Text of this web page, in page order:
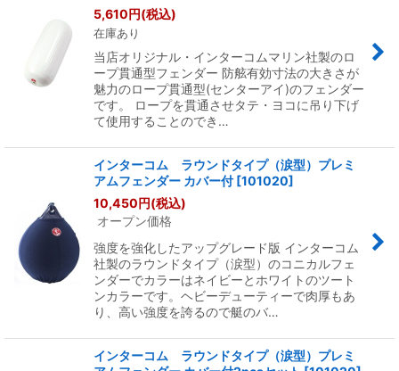
5,610円(税込)
在庫あり
当店オリジナル・インターコムマリン社製のロ
ープ貫通型フェンダー 防舷有効寸法の大きさが
魅力のロープ貫通型(センターアイ)のフェンダー
です。 ロープを貫通させタテ・ヨコに吊り下げ
て使用することのでき…
インターコム ラウンドタイプ（涙型）プレミ
アムフェンダー カバー付 [101020]
10,450円(税込)
オープン価格
強度を強化したアップグレード版 インターコム
社製のラウンドタイプ（涙型）のコニカルフェ
ンダーでカラーはネイビーとホワイトのツート
ンカラーです。ヘビーデューティーで肉厚もあ
り、高い強度を誇るので艇のバ…
インターコム ラウンドタイプ（涙型）プレミ